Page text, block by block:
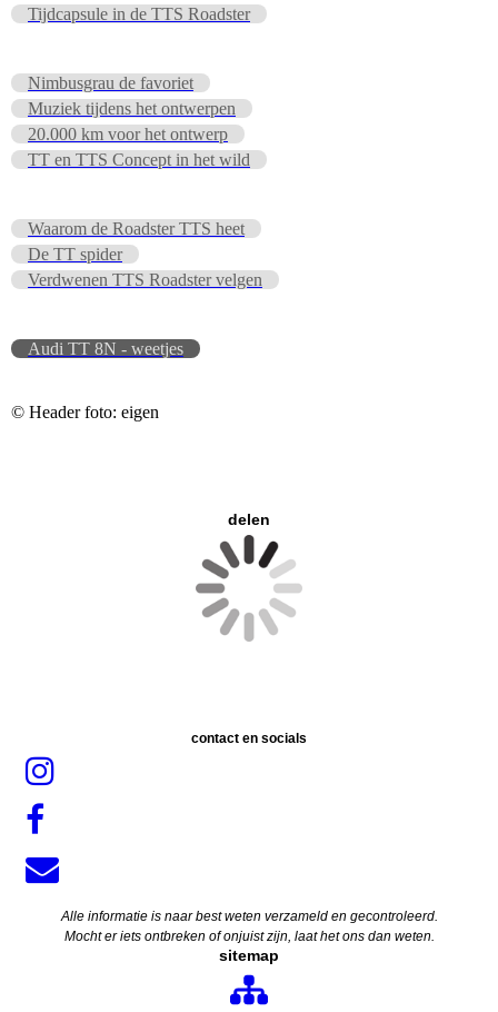
Tijdcapsule in de TTS Roadster
Nimbusgrau de favoriet
Muziek tijdens het ontwerpen
20.000 km voor het ontwerp
TT en TTS Concept in het wild
Waarom de Roadster TTS heet
De TT spider
Verdwenen TTS Roadster velgen
Audi TT 8N - weetjes
© Header foto: eigen
delen
contact en socials
Alle informatie is naar best weten verzameld en gecontroleerd.
Mocht er iets ontbreken of onjuist zijn, laat het ons dan weten.
sitemap